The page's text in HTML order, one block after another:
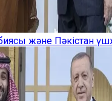
және Пәкістан